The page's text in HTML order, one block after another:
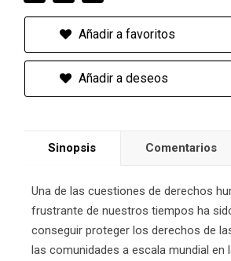
Añadir a favoritos
Añadir a deseos
Sinopsis Comentarios
Una de las cuestiones de derechos
frustrante de nuestros tiempos ha
conseguir proteger los derechos de
las comunidades a escala mundial en